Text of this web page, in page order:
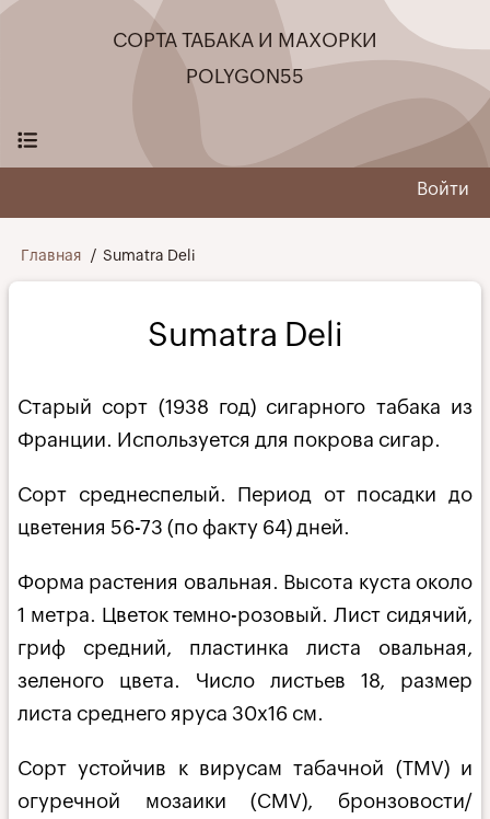
Перейти
СОРТА ТАБАКА И МАХОРКИ
POLYGON55
menu
Войти
Строка
Главная Sumatra Deli
Sumatra Deli
Старый сорт (1938 год) сигарного табака из
Франции. Используется для покрова сигар.
Сорт среднеспелый. Период от посадки до
цветения 56-73 (по факту 64) дней.
Форма растения овальная. Высота куста около
1 метра. Цветок темно-розовый. Лист сидячий,
гриф средний, пластинка листа овальная,
зеленого цвета. Число листьев 18, размер
листа среднего яруса 30х16 см.
Сорт устойчив к вирусам табачной (TMV) и
огуречной мозаики (CMV), бронзовости/